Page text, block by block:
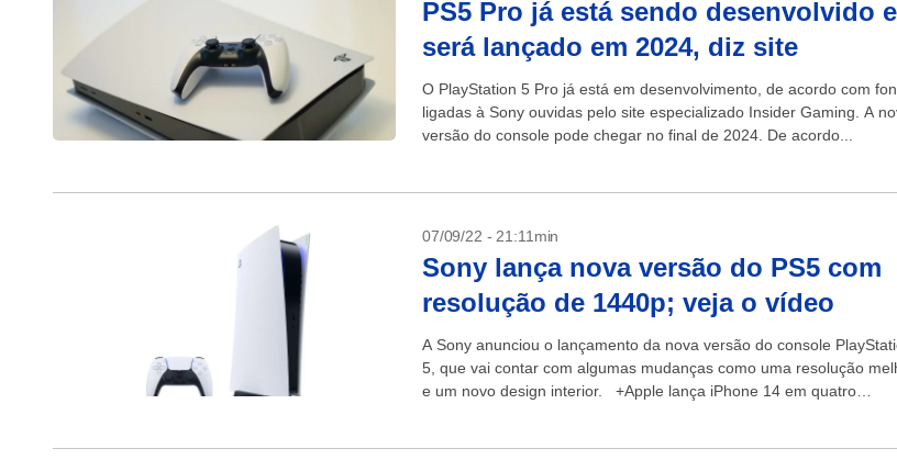
PS5 Pro já está sendo desenvolvido e
será lançado em 2024, diz site
O PlayStation 5 Pro já está em desenvolvimento, de acordo com
ligadas à Sony ouvidas pelo site especializado Insider Gaming. A
versão do console pode chegar no final de 2024. De acordo...
07/09/22 - 21:11min
Sony lança nova versão do PS5 com
resolução de 1440p; veja o vídeo
A Sony anunciou o lançamento da nova versão do console
5, que vai contar com algumas mudanças como uma resolução
e um novo design interior. +Apple lança iPhone 14 em quatro